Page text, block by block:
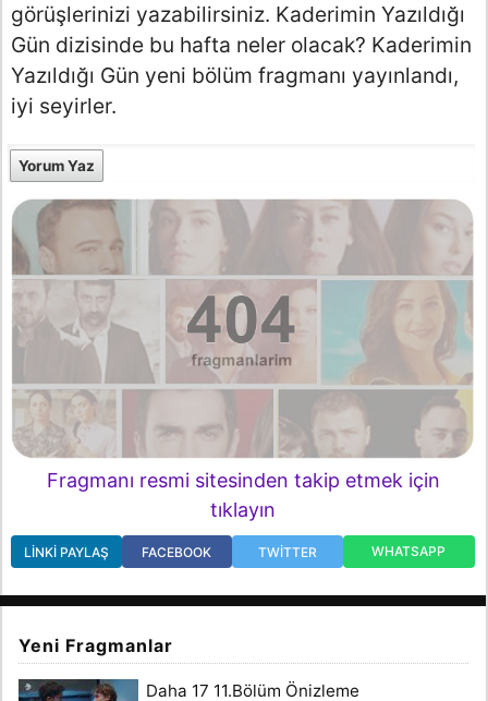
görüşlerinizi yazabilirsiniz. Kaderimin Yazıldığı
Gün dizisinde bu hafta neler olacak? Kaderimin
Yazıldığı Gün yeni bölüm fragmanı yayınlandı,
iyi seyirler.
Yorum Yaz
Fragmanı resmi sitesinden takip etmek için
tıklayın
LINKI PAYLAŞ FACEBOOK TWITTER WHATSAPP
Yeni Fragmanlar
Daha 17 11.Bölüm Önizleme